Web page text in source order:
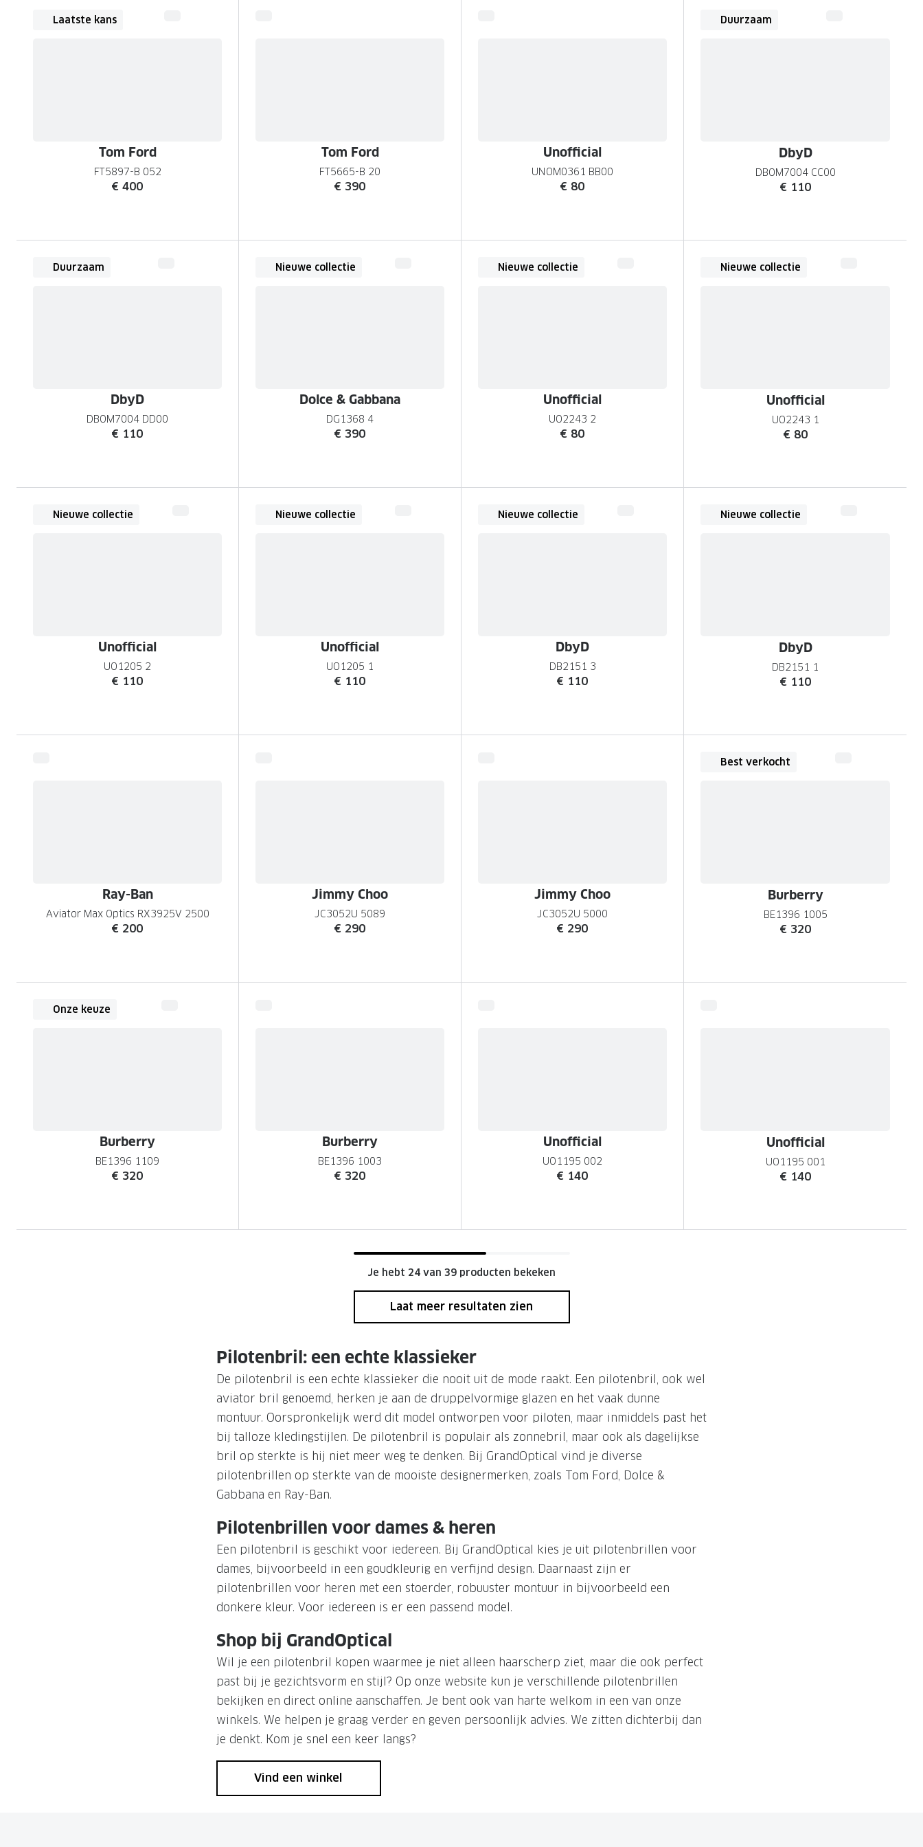
Laatste kans
Tom Ford
FT5897-B 052
€ 400
Tom Ford
FT5665-B 20
€ 390
Unofficial
UNOM0361 BB00
€ 80
Duurzaam
DbyD
DBOM7004 CC00
€ 110
Duurzaam
DbyD
DBOM7004 DD00
€ 110
Nieuwe collectie
Dolce & Gabbana
DG1368 4
€ 390
Nieuwe collectie
Unofficial
UO2243 2
€ 80
Nieuwe collectie
Unofficial
UO2243 1
€ 80
Nieuwe collectie
Unofficial
UO1205 2
€ 110
Nieuwe collectie
Unofficial
UO1205 1
€ 110
Nieuwe collectie
DbyD
DB2151 3
€ 110
Nieuwe collectie
DbyD
DB2151 1
€ 110
Ray-Ban
Aviator Max Optics RX3925V 2500
€ 200
Jimmy Choo
JC3052U 5089
€ 290
Jimmy Choo
JC3052U 5000
€ 290
Best verkocht
Burberry
BE1396 1005
€ 320
Onze keuze
Burberry
BE1396 1109
€ 320
Burberry
BE1396 1003
€ 320
Unofficial
UO1195 002
€ 140
Unofficial
UO1195 001
€ 140
Je hebt 24 van 39 producten bekeken
Laat meer resultaten zien
Pilotenbril: een echte klassieker
De pilotenbril is een echte klassieker die nooit uit de mode raakt. Een pilotenbril, ook wel
aviator bril genoemd, herken je aan de druppelvormige glazen en het vaak dunne
montuur. Oorspronkelijk werd dit model ontworpen voor piloten, maar inmiddels past het
bij talloze kledingstijlen. De pilotenbril is populair als zonnebril, maar ook als dagelijkse
bril op sterkte is hij niet meer weg te denken. Bij GrandOptical vind je diverse
pilotenbrillen op sterkte van de mooiste designermerken, zoals Tom Ford, Dolce &
Gabbana en Ray-Ban.
Pilotenbrillen voor dames & heren
Een pilotenbril is geschikt voor iedereen. Bij GrandOptical kies je uit pilotenbrillen voor
dames, bijvoorbeeld in een goudkleurig en verfijnd design. Daarnaast zijn er
pilotenbrillen voor heren met een stoerder, robuuster montuur in bijvoorbeeld een
donkere kleur. Voor iedereen is er een passend model.
Shop bij GrandOptical
Wil je een pilotenbril kopen waarmee je niet alleen haarscherp ziet, maar die ook perfect
past bij je gezichtsvorm en stijl? Op onze website kun je verschillende pilotenbrillen
bekijken en direct online aanschaffen. Je bent ook van harte welkom in een van onze
winkels. We helpen je graag verder en geven persoonlijk advies. We zitten dichterbij dan
je denkt. Kom je snel een keer langs?
Vind een winkel